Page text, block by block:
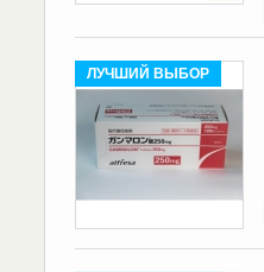
ЛУЧШИЙ ВЫБОР